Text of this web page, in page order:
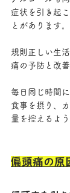
症状を引き起
とがあります。
規則正しい生
痛の予防と改
毎日同じ時間
食事を摂り、
量を控えるよ
偏頭痛の原